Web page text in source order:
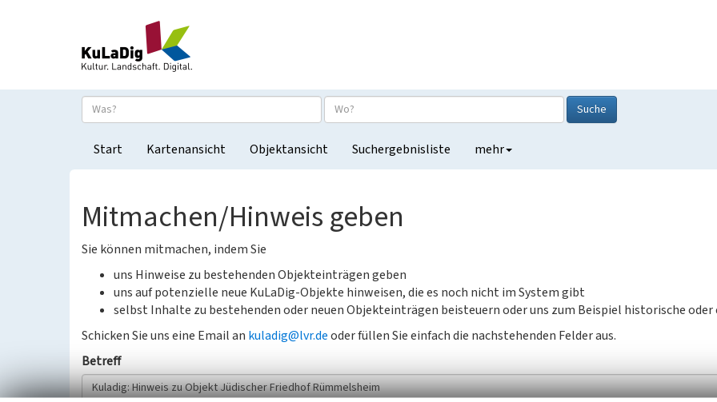
Suche
Start Kartenansicht Objektansicht Suchergebnisliste mehr
Mitmachen/Hinweis geben
Sie können mitmachen, indem Sie
uns Hinweise zu bestehenden Objekteinträgen geben
uns auf potenzielle neue KuLaDig-Objekte hinweisen, die es noch nicht im System gibt
selbst Inhalte zu bestehenden oder neuen Objekteinträgen beisteuern oder uns zum Beispiel historische oder
Schicken Sie uns eine Email an kuladig@lvr.deoder füllen Sie einfach die nachstehenden Felder aus.
Betreff